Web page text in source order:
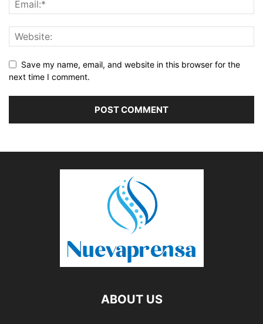
Save my name, email, and website in this browser for the
next time I comment.
ABOUT US